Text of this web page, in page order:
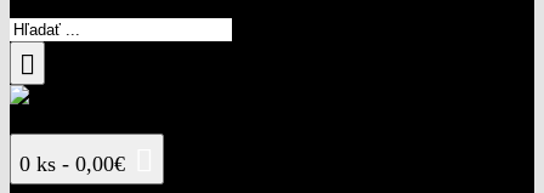
0 ks - 0,00€